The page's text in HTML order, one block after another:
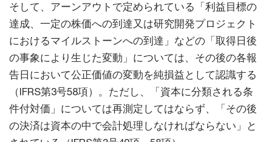
そして、アーンアウトで定められている「利益目標の
達成、一定の株価への到達又は研究開発プロジェクト
におけるマイルストーンへの到達」などの「取得日後
の事象により生じた変動」については、その後の各報
告日において公正価値の変動を純損益として認識する
（IFRS第3号58項）。ただし、「資本に分類される条
件付対価」については再測定してはならず、「その後
の決済は資本の中で会計処理しなければならない」と